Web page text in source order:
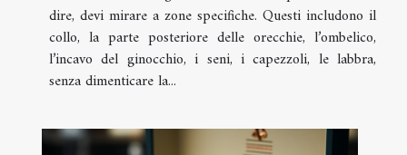
dire, devi mirare a zone specifiche. Questi includono il
collo, la parte posteriore delle orecchie, l’ombelico,
l’incavo del ginocchio, i seni, i capezzoli, le labbra,
senza dimenticare la...